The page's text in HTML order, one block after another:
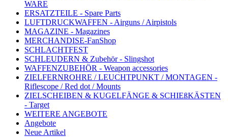
WARE
ERSATZTEILE - Spare Parts
LUFTDRUCKWAFFEN - Airguns / Airpistols
MAGAZINE - Magazines
MERCHANDISE-FanShop
SCHLACHTFEST
SCHLEUDERN & Zubehör - Slingshot
WAFFENZUBEHÖR - Weapon accessories
ZIELFERNROHRE / LEUCHTPUNKT / MONTAGEN -
Riflescope / Red dot / Mounts
ZIELSCHEIBEN & KUGELFÄNGE & SCHIEßKÄSTEN
- Target
WEITERE ANGEBOTE
Angebote
Neue Artikel